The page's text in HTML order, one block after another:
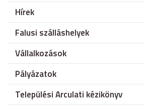
Hírek
Falusi szálláshelyek
Vállalkozások
Pályázatok
Települési Arculati kézikönyv